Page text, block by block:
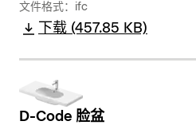
文件格式：ifc
下载 (457.85 KB)
D-Code 脸盆